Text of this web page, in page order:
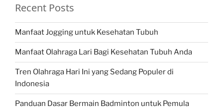
Recent Posts
Manfaat Jogging untuk Kesehatan Tubuh
Manfaat Olahraga Lari Bagi Kesehatan Tubuh Anda
Tren Olahraga Hari Ini yang Sedang Populer di
Indonesia
Panduan Dasar Bermain Badminton untuk Pemula